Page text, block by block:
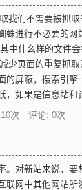
我们不需要被抓
蛛进行不必要的
中什么样的文件会
少页面的重复抓取
的屏蔽，搜索引
如果是信息站和
10次 评论: 0次
。对新站来说，
联网中其他网站